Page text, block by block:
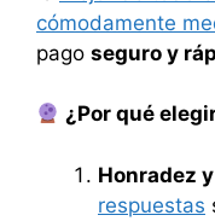
cómodamente
pago seguro y
¿Por qué
Honradez
respuestas